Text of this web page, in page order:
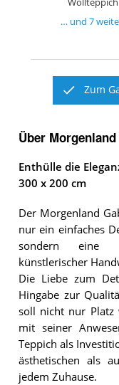
… und 7
Zum
Über
Enthülle die
300 x 200 cm
Der Morgenland
nur ein einfaches
sondern eine
künstlerischer
Die Liebe zum
Hingabe zur
soll nicht nur Platz
mit seiner
Teppich als
ästhetischen als
jedem Zuhause.